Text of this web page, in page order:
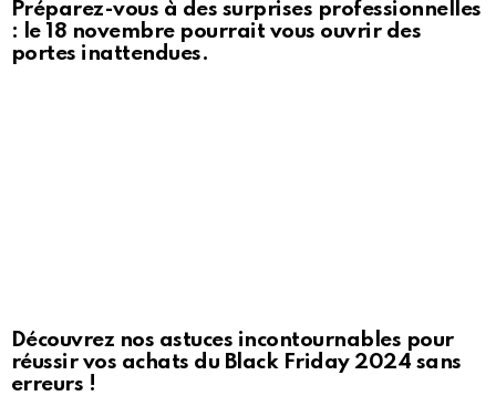
Préparez-vous à des surprises professionnelles
: le 18 novembre pourrait vous ouvrir des
portes inattendues.
Découvrez nos astuces incontournables pour
réussir vos achats du Black Friday 2024 sans
erreurs !